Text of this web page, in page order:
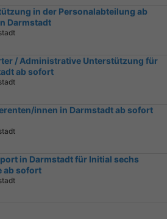
in der Personalabteilung ab
Darmstadt
/ Administrative Unterstützung für
ab sofort
innen in Darmstadt ab sofort
in Darmstadt für Initial sechs
ab sofort